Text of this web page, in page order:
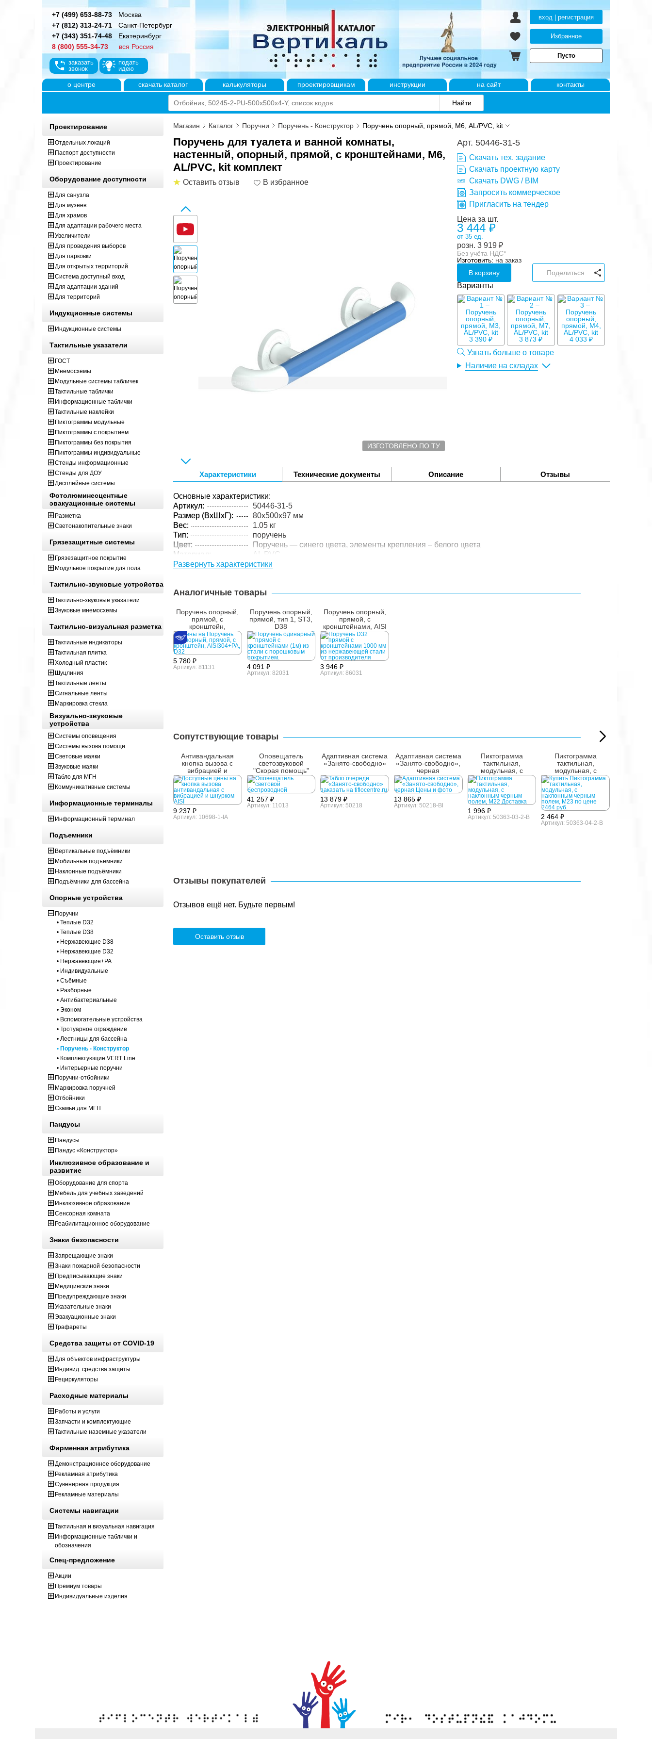
+7 (499) 653-88-73
Москва
+7 (812) 313-24-71
Санкт-Петербург
+7 (343) 351-74-48
Екатеринбург
8 (800) 555-34-73
вся Россия
заказать
звонок
подать
идею
вход | регистрация
Избранное
Пусто
о центре скачать каталог калькуляторы проектировщикам инструкции на сайт контакты
Магазин Каталог Поручни Поручень - Конструктор Поручень опорный, прямой, М6, AL/PVC, kit
Поручень для туалета и ванной комнаты,
настенный, опорный, прямой, с кронштейнами, М6,
AL/PVC, kit комплект
Оставить отзыв
Арт. 50446-31-5
Скачать тех. задание
Скачать проектную карту
Скачать DWG / BIM
Запросить коммерческое
Пригласить на тендер
ИЗГОТОВЛЕНО ПО ТУ
Цена за шт.
3 444 ₽
от 35 ед.
розн. 3 919 ₽
Без учёта НДС*
Изготовить: на заказ
В корзину
Поделиться
Варианты
3 390 ₽ 3 873 ₽ 4 033 ₽
Узнать больше о товаре
Наличие на складах
Характеристики Технические документы Описание Отзывы
Основные характеристики:
Артикул:
50446-31-5
Размер (ВxШxГ):
80x500x97 мм
Вес:
1.05 кг
Тип:
поручень
Цвет:
Поручень — синего цвета, элементы крепления – белого цвета
Материал:
AL PVC
Параметры упакованного товара:
Вес:
Кол-во изделий в
упаковке:
1 шт.
Развернуть характеристики
Аналогичные товары
Поручень опорный,
прямой, с
кронштейн,
AISI304+PA, D32
5 780 ₽
Артикул: 81131
Поручень опорный,
прямой, тип 1, ST3,
D38
4 091 ₽
Артикул: 82031
Поручень опорный,
прямой, с
кронштейнами, AISI
304, D32
3 946 ₽
Артикул: 86031
Сопутствующие товары
Антивандальная
кнопка вызова с
вибрацией и
шнурком AISI 304
9 237 ₽
Артикул: 10698-1-IA
Оповещатель
светозвуковой
"Скорая помощь"
41 257 ₽
Артикул: 11013
Адаптивная система
«Занято-свободно»
13 879 ₽
Артикул: 50218
Адаптивная система
«Занято-свободно»,
черная
13 865 ₽
Артикул: 50218-Bl
Пиктограмма
тактильная,
модульная, с
наклонным черным
полем, М22
1 996 ₽
Артикул: 50363-03-2-B
Пиктограмма
тактильная,
модульная, с
наклонным черным
полем, М23
2 464 ₽
Артикул: 50363-04-2-B
Отзывы покупателей
Отзывов ещё нет. Будьте первым!
Оставить отзыв
Проектирование
Отдельных локаций
Паспорт доступности
Проектирование
Оборудование доступности
Для санузла
Для музеев
Для храмов
Для адаптации рабочего места
Увеличители
Для проведения выборов
Для парковки
Для открытых территорий
Система доступный вход
Для адаптации зданий
Для территорий
Индукционные системы
Индукционные системы
Тактильные указатели
ГОСТ
Мнемосхемы
Модульные системы табличек
Тактильные таблички
Информационные таблички
Тактильные наклейки
Пиктограммы модульные
Пиктограммы с покрытием
Пиктограммы без покрытия
Пиктограммы индивидуальные
Стенды информационные
Стенды для ДОУ
Дисплейные системы
Фотолюминесцентные
эвакуационные системы
Разметка
Светонакопительные знаки
Грязезащитные системы
Грязезащитное покрытие
Модульное покрытие для пола
Тактильно-звуковые устройства
Тактильно-звуковые указатели
Звуковые мнемосхемы
Тактильно-визуальная разметка
Тактильные индикаторы
Тактильная плитка
Холодный пластик
Шуцлиния
Тактильные ленты
Сигнальные ленты
Маркировка стекла
Визуально-звуковые
устройства
Системы оповещения
Системы вызова помощи
Световые маяки
Звуковые маяки
Табло для МГН
Коммуникативные системы
Информационные терминалы
Информационный терминал
Подъемники
Вертикальные подъёмники
Мобильные подъемники
Наклонные подъёмники
Подъёмники для бассейна
Опорные устройства
Поручни
• Теплые D32
• Теплые D38
• Нержавеющие D38
• Нержавеющие D32
• Нержавеющие+PA
• Индивидуальные
• Съёмные
• Разборные
• Антибактериальные
• Эконом
• Вспомогательные устройства
• Тротуарное ограждение
• Лестницы для бассейна
• Поручень - Конструктор
• Комплектующие VERT Line
• Интерьерные поручни
Поручни-отбойники
Маркировка поручней
Отбойники
Скамьи для МГН
Пандусы
Пандусы
Пандус «Конструктор»
Инклюзивное образование и
развитие
Оборудование для спорта
Мебель для учебных заведений
Инклюзивное образование
Сенсорная комната
Реабилитационное оборудование
Знаки безопасности
Запрещающие знаки
Знаки пожарной безопасности
Предписывающие знаки
Медицинские знаки
Предупреждающие знаки
Указательные знаки
Эвакуационные знаки
Трафареты
Средства защиты от COVID-19
Для объектов инфраструктуры
Индивид. средства защиты
Рециркуляторы
Расходные материалы
Работы и услуги
Запчасти и комплектующие
Тактильные наземные указатели
Фирменная атрибутика
Демонстрационное оборудование
Рекламная атрибутика
Сувенирная продукция
Рекламные материалы
Системы навигации
Тактильная и визуальная навигация
Информационные таблички и
обозначения
Спец-предложение
Акции
Премиум товары
Индивидуальные изделия